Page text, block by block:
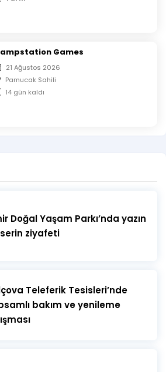
Games
21 Ağustos 2026
Pamucak Sahili
14 gün kaldı
Doğal Yaşam Parkı’nda yazın
ziyafeti
Teleferik Tesisleri’nde
bakım ve yenileme